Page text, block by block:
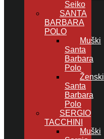
Seiko
SANTA
BARBARA
POLO
Muški
Santa
Barbara
Polo
Ženski
Santa
Barbara
Polo
SERGIO
TACCHINI
Muški